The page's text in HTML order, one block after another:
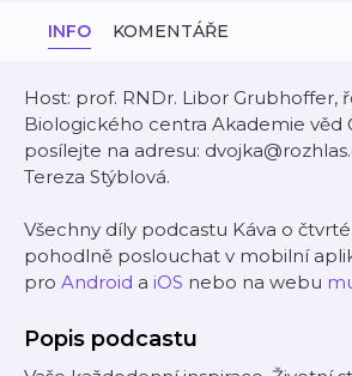
INFO KOMENTÁŘE
Host: prof. RNDr. Libor Grubhoffer,
Biologického centra Akademie věd
posílejte na adresu:
Tereza Stýblová.
Všechny díly podcastu Káva o
pohodlně poslouchat v mobilní
pro Android a iOS nebo na webu
Popis podcastu